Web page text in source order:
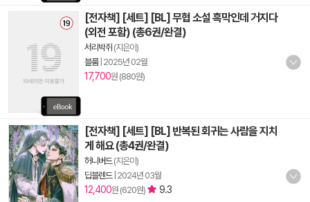
[전자책] [세트] [BL] 무협 소설 흑막인데 거지다
(외전 포함) (총6권/완결)
서리박쥐 (지은이)
블룸| 2025년 02월
17,700원 (880원)
[전자책] [세트] [BL] 반복된 회귀는 사람을 지치
게 해요 (총4권/완결)
허니버드(지은이)
딥블렌드| 2024년 03월
12,400원 (620원) 9.3